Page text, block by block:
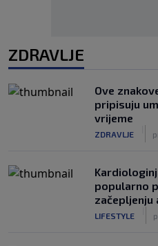
ZDRAVLJE
Ove
pripisuju
vrijeme
ZDRAVLJE
popularno
začepljenju
LIFESTYLE